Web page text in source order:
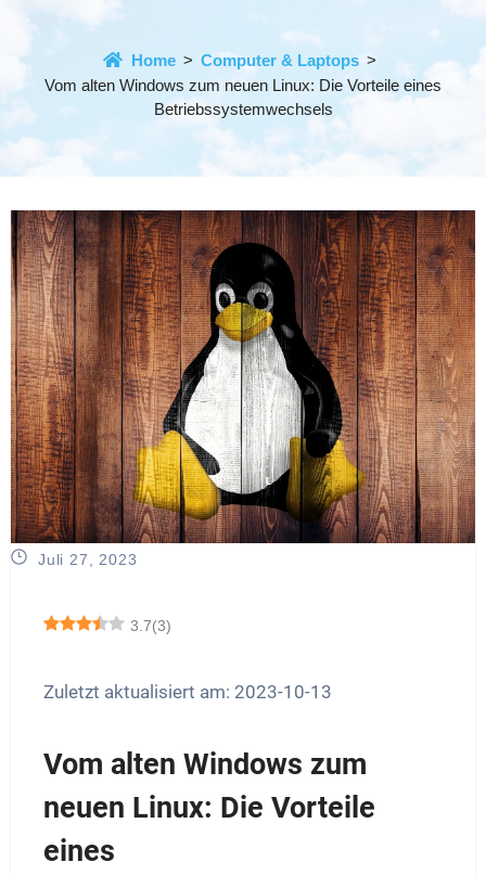
Home
Computer & Laptops
Vom alten Windows zum neuen Linux: Die Vorteile eines
Betriebssystemwechsels
Juli 27, 2023
3.7(3)
Zuletzt aktualisiert am: 2023-10-13
Vom alten Windows zum
neuen Linux: Die Vorteile
eines